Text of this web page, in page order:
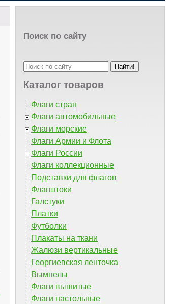
Поиск по сайту
Каталог товаров
Флаги стран
Флаги автомобильные
Флаги морские
Флаги Армии и Флота
Флаги России
Флаги коллекционные
Подставки для флагов
Флагштоки
Галстуки
Платки
Футболки
Плакаты на ткани
Жалюзи вертикальные
Георгиевская ленточка
Вымпелы
Флаги вышитые
Флаги настольные